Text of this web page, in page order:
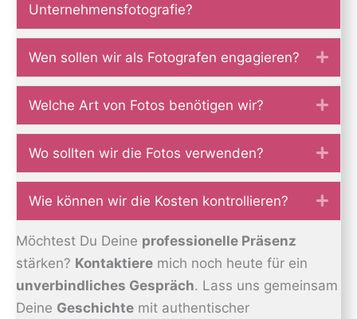
Unternehmensfotografie?
Wen sollen wir als Fotografen engagieren?
Welche Art von Fotos benötigen wir?
Wo sollten wir die Fotos verwenden?
Wie können wir die Kosten kontrollieren?
Möchtest Du Deine professionelle Präsenz
stärken? Kontaktiere mich noch heute für ein
unverbindliches Gespräch. Lass uns gemeinsam
Deine Geschichte mit authentischer